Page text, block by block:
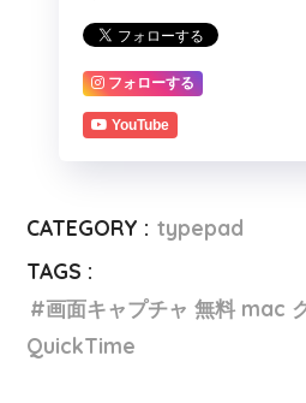
フォローする
YouTube
CATEGORY : typepad
TAGS :
画面キャプチャ 無料 mac
QuickTime